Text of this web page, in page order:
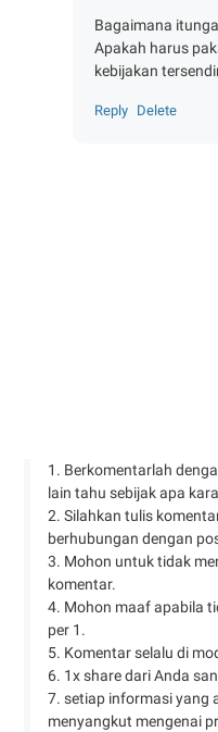
Bagaimana
Apakah harus
kebijakan
Reply Delete
1. Berkomentarlah
lain tahu sebijak apa
2. Silahkan tulis
berhubungan dengan
3. Mohon untuk tidak
komentar.
4. Mohon maaf apabila
per 1.
5. Komentar selalu di
6. 1x share dari Anda
7. setiap informasi yang
menyangkut mengenai